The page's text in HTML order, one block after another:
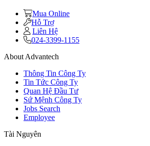
Mua Online
Hỗ Trợ
Liên Hệ
024-3399-1155
About Advantech
Thông Tin Công Ty
Tin Tức Công Ty
Quan Hệ Đầu Tư
Sứ Mệnh Công Ty
Jobs Search
Employee
Tài Nguyên